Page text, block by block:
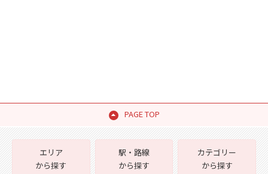
PAGE TOP
エリア
から探す
駅・路線
から探す
カテゴリー
から探す